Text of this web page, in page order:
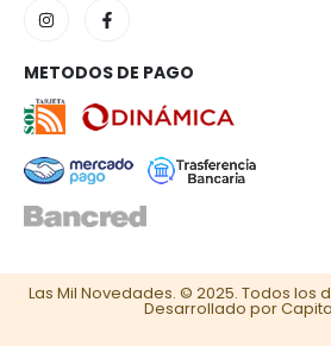
METODOS DE PAGO
Las Mil Novedades. © 2025. Todos los
Desarrollado por